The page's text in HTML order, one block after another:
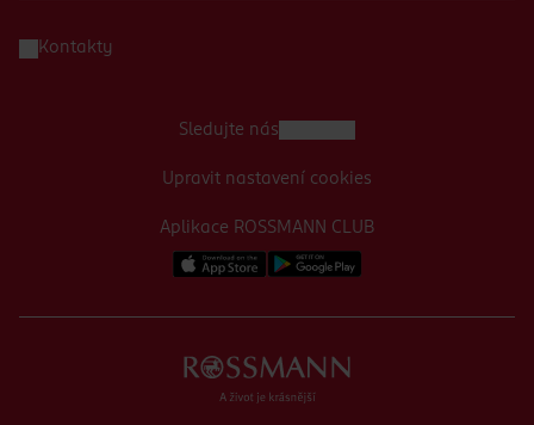
Kontakty
Aplikace ROSSMANN CLUB
Sledujte nás
Upravit nastavení cookies